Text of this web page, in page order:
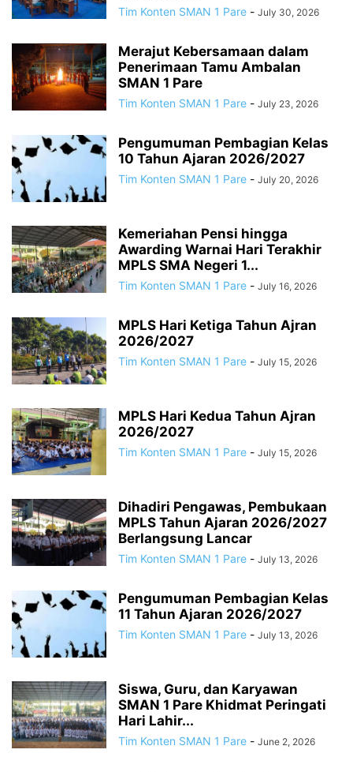
Tim Konten SMAN 1 Pare - July 30, 2026
Merajut Kebersamaan dalam
Penerimaan Tamu Ambalan
SMAN 1 Pare
Tim Konten SMAN 1 Pare - July 23, 2026
Pengumuman Pembagian Kelas
10 Tahun Ajaran 2026/2027
Tim Konten SMAN 1 Pare - July 20, 2026
Kemeriahan Pensi hingga
Awarding Warnai Hari Terakhir
MPLS SMA Negeri 1...
Tim Konten SMAN 1 Pare - July 16, 2026
MPLS Hari Ketiga Tahun Ajran
2026/2027
Tim Konten SMAN 1 Pare - July 15, 2026
MPLS Hari Kedua Tahun Ajran
2026/2027
Tim Konten SMAN 1 Pare - July 15, 2026
Dihadiri Pengawas, Pembukaan
MPLS Tahun Ajaran 2026/2027
Berlangsung Lancar
Tim Konten SMAN 1 Pare - July 13, 2026
Pengumuman Pembagian Kelas
11 Tahun Ajaran 2026/2027
Tim Konten SMAN 1 Pare - July 13, 2026
Siswa, Guru, dan Karyawan
SMAN 1 Pare Khidmat Peringati
Hari Lahir...
Tim Konten SMAN 1 Pare - June 2, 2026